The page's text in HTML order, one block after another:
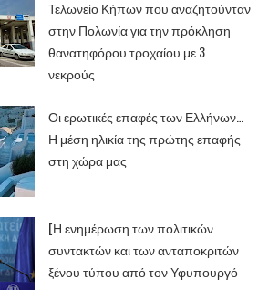
Τελωνείο Κήπων που αναζητούνταν
στην Πολωνία για την πρόκληση
θανατηφόρου τροχαίου με 3
νεκρούς
Οι ερωτικές επαφές των Ελλήνων…
Η μέση ηλικία της πρώτης επαφής
στη χώρα μας
[Η ενημέρωση των πολιτικών
συντακτών και των ανταποκριτών
ξένου τύπου από τον Υφυπουργό